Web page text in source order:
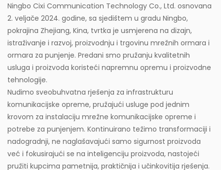
Ningbo Cixi Communication Technology Co., Ltd. osnovana
2. veljače 2024. godine, sa sjedištem u gradu Ningbo,
pokrajina Zhejiang, Kina, tvrtka je usmjerena na dizajn,
istraživanje i razvoj, proizvodnju i trgovinu mrežnih ormara i
ormara za punjenje. Predani smo pružanju kvalitetnih
usluga i proizvoda koristeći napremnu opremu i proizvodne
tehnologije.
Nudimo sveobuhvatna rješenja za infrastrukturu
komunikacijske opreme, pružajući usluge pod jednim
krovom za instalaciju mrežne komunikacijske opreme i
potrebe za punjenjem. Kontinuirano težimo transformaciji i
nadogradnji, ne naglašavajući samo sigurnost proizvoda
već i fokusirajući se na inteligenciju proizvoda, nastojeći
pružiti kupcima pametnija, praktičnija i učinkovitija rješenja.